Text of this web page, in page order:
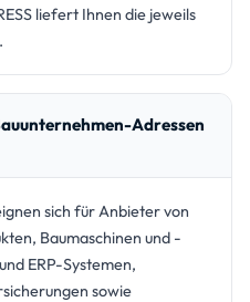
liefert Ihnen die jeweils
Adressen
sich für Anbieter von
Baumaschinen und -
ERP-Systemen,
sowie